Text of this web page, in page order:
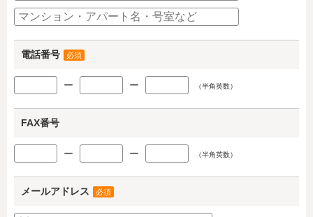
電話番号 必須
ー ー （半角英数）
FAX番号
ー ー （半角英数）
メールアドレス 必須